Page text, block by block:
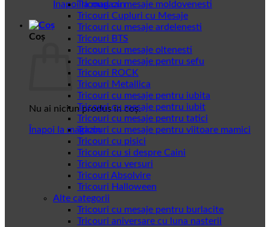
Înapoi la magazin
Coș
Nu ai niciun produs în coș.
Înapoi la magazin
Tricouri cu mesaje moldovenesti
Tricouri Cupluri cu Mesaje
Tricouri cu mesaje ardelenesti
Tricouri BTS
Tricouri cu mesaje oltenesti
Tricouri cu mesaje pentru sefu
Tricouri ROCK
Tricouri Metallica
Tricouri cu mesaje pentru iubita
Tricouri cu mesaje pentru iubit
Tricouri cu mesaje pentru tatici
Tricouri cu mesaje pentru viitoare mamici
Tricouri cu pisici
Tricouri cu si despre Caini
Tricouri cu versuri
Tricouri Absolvire
Tricouri Halloween
Alte categorii
Tricouri cu mesaje pentru burlacite
Tricouri aniversare cu luna nasterii